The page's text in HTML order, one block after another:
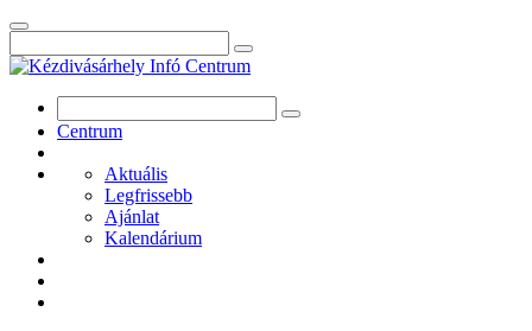
Centrum
Aktuális
Legfrissebb
Ajánlat
Kalendárium